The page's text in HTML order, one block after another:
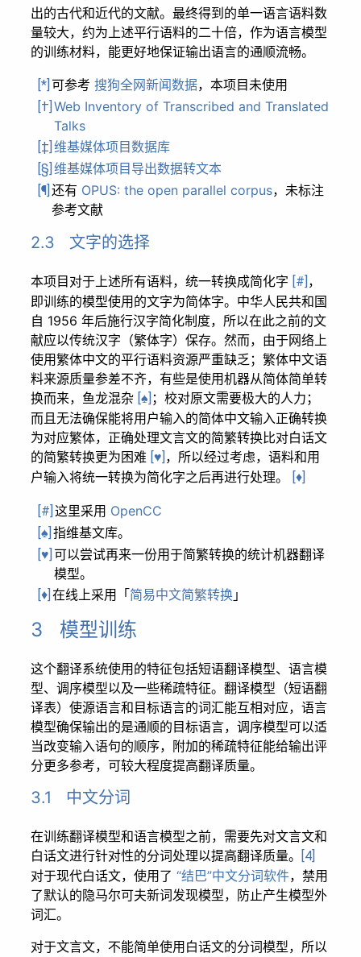
出的古代和近代的文献。最终得到的单一语言语料数
量较大，约为上述平行语料的二十倍，作为语言模型
的训练材料，能更好地保证输出语言的通顺流畅。
[*] 可参考 搜狗全网新闻数据，本项目未使用
[†] Web Inventory of Transcribed and Translated
Talks
[‡] 维基媒体项目数据库
[§] 维基媒体项目导出数据转文本
[¶] 还有 OPUS: the open parallel corpus，未标注
参考文献
2.3 文字的选择
本项目对于上述所有语料，统一转换成简化字 [#] ，
即训练的模型使用的文字为简体字。中华人民共和国
自 1956 年后施行汉字简化制度，所以在此之前的文
献应以传统汉字（繁体字）保存。然而，由于网络上
使用繁体中文的平行语料资源严重缺乏；繁体中文语
料来源质量参差不齐，有些是使用机器从简体简单转
换而来，鱼龙混杂 [♠] ；校对原文需要极大的人力；
而且无法确保能将用户输入的简体中文输入正确转换
为对应繁体，正确处理文言文的简繁转换比对白话文
的简繁转换更为困难 [♥] ，所以经过考虑，语料和用
户输入将统一转换为简化字之后再进行处理。
[♦]
[#] 这里采用 OpenCC
[♠] 指维基文库。
[♥] 可以尝试再来一份用于简繁转换的统计机器翻译
模型。
[♦] 在线上采用「简易中文简繁转换」
3 模型训练
这个翻译系统使用的特征包括短语翻译模型、语言模
型、调序模型以及一些稀疏特征。翻译模型（短语翻
译表）使源语言和目标语言的词汇能互相对应，语言
模型确保输出的是通顺的目标语言，调序模型可以适
当改变输入语句的顺序，附加的稀疏特征能给输出评
分更多参考，可较大程度提高翻译质量。
3.1 中文分词
在训练翻译模型和语言模型之前，需要先对文言文和
白话文进行针对性的分词处理以提高翻译质量。
[4]
对于现代白话文，使用了 “结巴”中文分词软件，禁用
了默认的隐马尔可夫新词发现模型，防止产生模型外
词汇。
对于文言文，不能简单使用白话文的分词模型，所以